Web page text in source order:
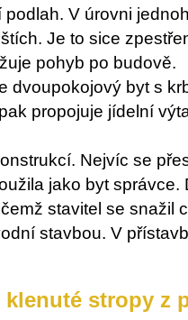
V úrovni
Je to sice
pohyb po budově.
dvoupokojový byt s
propojuje jídelní
Nejvíc se
jako byt správce.
stavitel se snažil
stavbou. V
klenuté stropy z